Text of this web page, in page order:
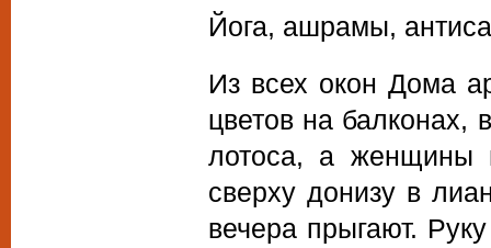
Йога, ашрамы,
Из всех окон Дома
цветов на балконах,
лотоса, а женщины
сверху донизу в
вечера прыгают.